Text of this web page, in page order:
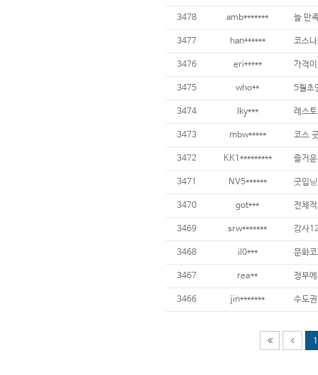
3478 amb******* 늘 만
3477 han******
3476 eri***** 가격
3475 who**
3474 lky***
3473 mbw*****
3472 KK1*********
3471 NV5****** 굿입
3470 got*** 전체
3469 srw******* 감사
3468 il0***
3467 rea**
3466 jin*******
1